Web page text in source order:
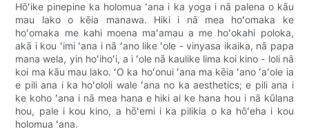
Hōʻike pinepine ka holomua ʻana i ka yoga i nā palena o kāu
mau lako o kēia manawa. Hiki i nā mea hoʻomaka ke
hoʻomaka me kahi moena maʻamau a me hoʻokahi poloka,
akā i kou ʻimi ʻana i nā ʻano like ʻole - vinyasa ikaika, nā papa
mana wela, yin hoʻihoʻi, a i ʻole nā ​​​​kaulike lima koi kino - loli nā
koi ma kāu mau lako. ʻO ka hoʻonui ʻana ma kēia ʻano ʻaʻole ia
e pili ana i ka hoʻololi wale ʻana no ka aesthetics; e pili ana i
ke koho ʻana i nā mea hana e hiki ai ke hana hou i nā kūlana
hou, pale i kou kino, a hōʻemi i ka pilikia o ka hōʻeha i kou
holomua ʻana.